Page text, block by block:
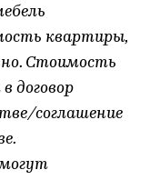
квартиры,
Стоимость
договор
соглашение